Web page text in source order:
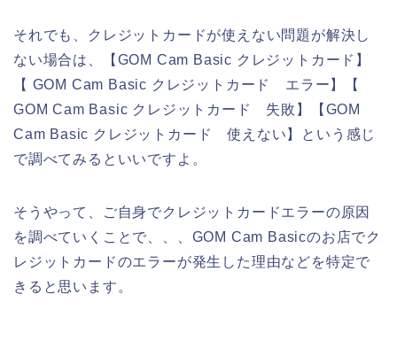
それでも、クレジットカードが使えない問題が解決し
ない場合は、【GOM Cam Basic クレジットカード】
【 GOM Cam Basic クレジットカード エラー】【
GOM Cam Basic クレジットカード 失敗】【GOM
Cam Basic クレジットカード 使えない】という感じ
で調べてみるといいですよ。
そうやって、ご自身でクレジットカードエラーの原因
を調べていくことで、、、GOM Cam Basicのお店でク
レジットカードのエラーが発生した理由などを特定で
きると思います。